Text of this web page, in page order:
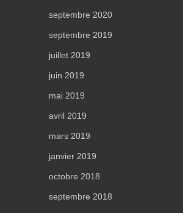
septembre 2020
septembre 2019
juillet 2019
juin 2019
mai 2019
avril 2019
mars 2019
janvier 2019
octobre 2018
septembre 2018